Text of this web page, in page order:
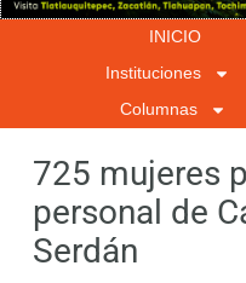
INICIO
Instituciones
Columnas
725 mujeres
personal de
Serdán